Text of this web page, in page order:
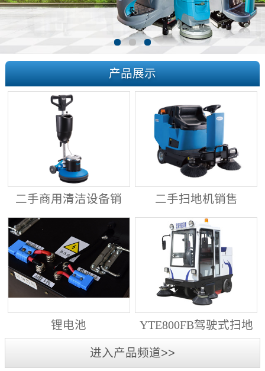
产品展示
二手商用清洁设备销
二手扫地机销售
锂电池
YTE800FB驾驶式扫地
进入产品频道>>